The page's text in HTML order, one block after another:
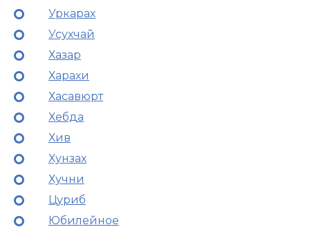
Уркарах
Усухчай
Хазар
Харахи
Хасавюрт
Хебда
Хив
Хунзах
Хучни
Цуриб
Юбилейное